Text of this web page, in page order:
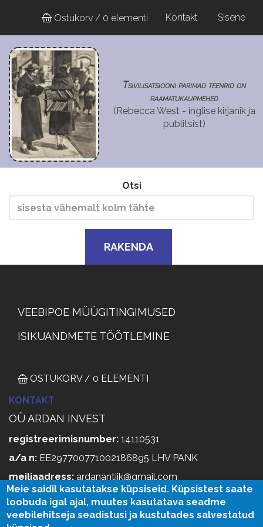
Meie saidil kasutatakse küpsiseid. Küpsistest saate
loobuda igal ajal, muutes kasutatava seadme
veebilehitseja seadistusi ja kustutades salvestatud
juurde
User
account
Kontakt Sisene
Ostukorv / 0 elementi
Tsivilisatsiooni parimad teenrid on
raamatukaupmehed
(Rebecca West - inglise kirjanik ja
publitsist)
Otsi
RAKENDA
MÜÜGITINGIMUSED
VEEBIPOE MÜÜGITINGIMUSED
ISIKUANDMETE TÖÖTLEMINE
OSTUKORV / 0 ELEMENTI
KONTAKT
OÜ ARDAN INVEST
registreerimisnumber: 14110531
a/a n: EE297700771002186895 LHV PANK
meiliaadress: ardanantiik@gmail.com
vanavara:KOPLI 1 BALTI JAAMA TURG, TELEFON
5522347